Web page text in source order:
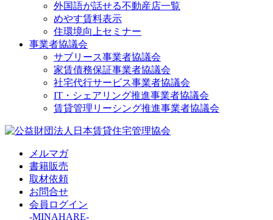
外国語が話せる不動産店一覧
めやす賃料表示
住環境向上セミナー
事業者協議会
サブリース事業者協議会
家賃債務保証事業者協議会
社宅代行サービス事業者協議会
IT・シェアリング推進事業者協議会
賃貸管理リーシング推進事業者協議会
メルマガ
書籍販売
取材依頼
お問合せ
会員ログイン
-MINAHARE-